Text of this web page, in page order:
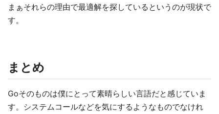
まぁそれらの理由で最適解を探しているというのが現状で
す。
まとめ
Goそのものは僕にとって素晴らしい言語だと感じていま
す。システムコールなどを気にするようなものでなけれ